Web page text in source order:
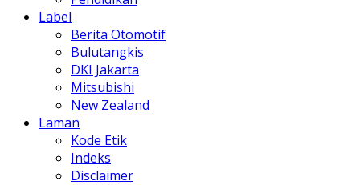
Label
Berita Otomotif
Bulutangkis
DKI Jakarta
Mitsubishi
New Zealand
Laman
Kode Etik
Indeks
Disclaimer